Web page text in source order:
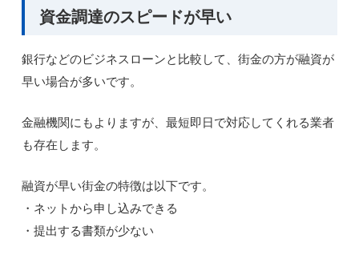
資金調達のスピードが早い
銀行などのビジネスローンと比較して、街金の方が融資が
早い場合が多いです。
金融機関にもよりますが、最短即日で対応してくれる業者
も存在します。
融資が早い街金の特徴は以下です。
・ネットから申し込みできる
・提出する書類が少ない